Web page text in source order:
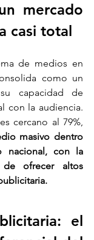
mercado
casi total
de medios en
como un
capacidad de
con la audiencia.
masivo dentro
nacional, con la
de ofrecer altos
el